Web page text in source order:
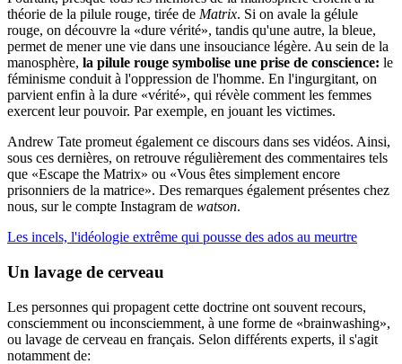
théorie de la pilule rouge, tirée de Matrix. Si on avale la gélule
rouge, on découvre la «dure vérité», tandis qu'une autre, la bleue,
permet de mener une vie dans une insouciance légère. Au sein de la
manosphère, la pilule rouge symbolise une prise de conscience: le
féminisme conduit à l'oppression de l'homme. En l'ingurgitant, on
parvient enfin à la dure «vérité», qui révèle comment les femmes
exercent leur pouvoir. Par exemple, en jouant les victimes.
Andrew Tate promeut également ce discours dans ses vidéos. Ainsi,
sous ces dernières, on retrouve régulièrement des commentaires tels
que «Escape the Matrix» ou «Vous êtes simplement encore
prisonniers de la matrice». Des remarques également présentes chez
nous, sur le compte Instagram de watson.
Les incels, l'idéologie extrême qui pousse des ados au meurtre
Un lavage de cerveau
Les personnes qui propagent cette doctrine ont souvent recours,
consciemment ou inconsciemment, à une forme de «brainwashing»,
ou lavage de cerveau en français. Selon différents experts, il s'agit
notamment de: